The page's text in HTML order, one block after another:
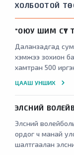
ХОЛБООТОЙ
“ОЮУ ШИМ СҮҮ”
Даланзадгад
хэмжээ зохион
хамтран 500
ЦААШ УНШИХ
ЭЛСНИЙ
Элсний
ордог ч манай
шалтгаалан